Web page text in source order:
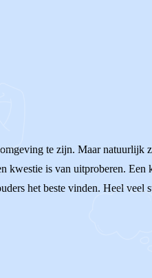
te zijn. Maar natuurlijk
kwestie is van uitproberen.
het beste vinden. Heel veel